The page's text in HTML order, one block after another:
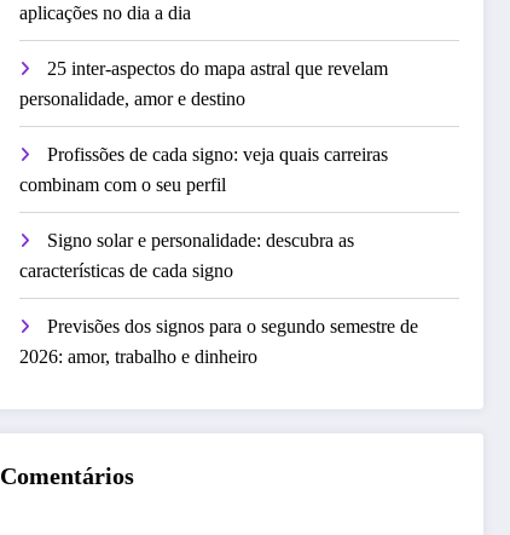
aplicações no dia a dia
25 inter-aspectos do mapa astral que revelam
personalidade, amor e destino
Profissões de cada signo: veja quais carreiras
combinam com o seu perfil
Signo solar e personalidade: descubra as
características de cada signo
Previsões dos signos para o segundo semestre de
2026: amor, trabalho e dinheiro
Comentários